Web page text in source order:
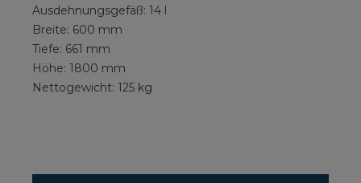
Ausdehnungsgefäß: 14 l
Breite: 600 mm
Tiefe: 661 mm
Höhe: 1800 mm
Nettogewicht: 125 kg